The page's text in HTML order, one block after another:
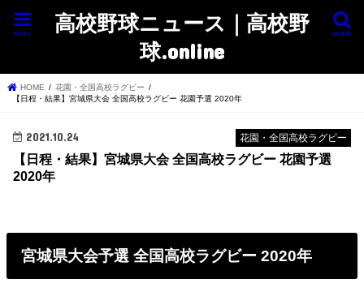
高校野球ニュース｜高校野
球.online
search
menu
HOME
花園・全国高校ラグビー
【日程・結果】宮城県大会 全国高校ラグビー 花園予選 2020年
花園・全国高校ラグビー
2021.10.24
【日程・結果】宮城県大会 全国高校ラグビー 花園予選
2020年
宮城県大会予選 全国高校ラグビー 2020年